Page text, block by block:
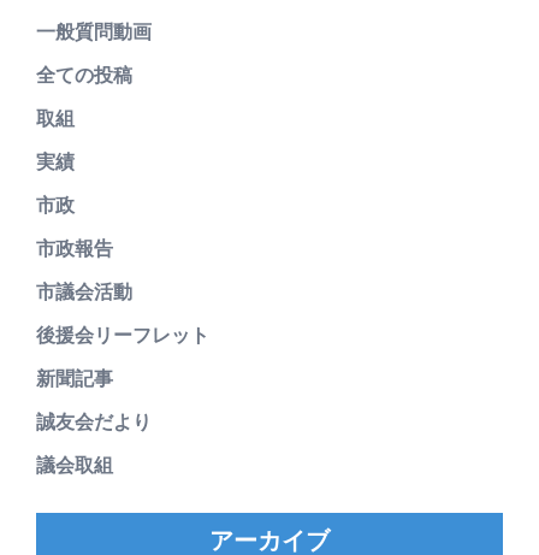
一般質問動画
全ての投稿
取組
実績
市政
市政報告
市議会活動
後援会リーフレット
新聞記事
誠友会だより
議会取組
アーカイブ